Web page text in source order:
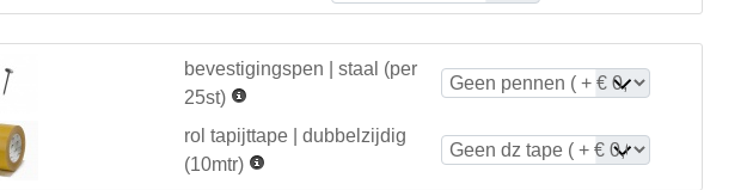
bevestigingspen | staal (per
25st)
rol tapijttape | dubbelzijdig
(10mtr)